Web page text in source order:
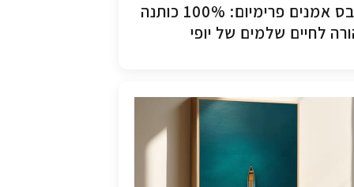
קנבס אמנים פרימיום: 100% כותנה
לחיים שלמים של יופי